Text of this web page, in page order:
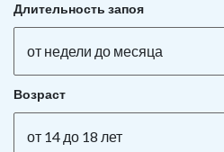
Длительность запоя
от недели до месяца
Возраст
от 14 до 18 лет